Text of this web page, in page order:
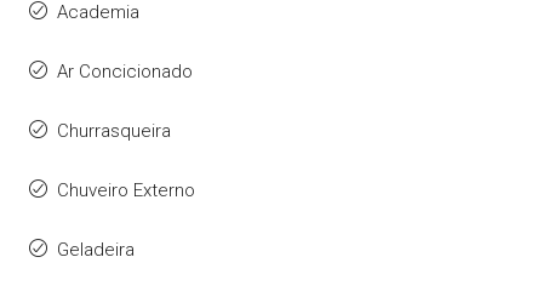
Academia
Ar Concicionado
Churrasqueira
Chuveiro Externo
Geladeira